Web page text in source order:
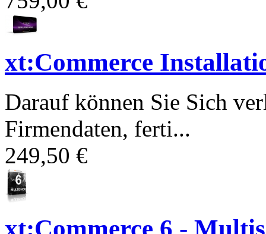
xt:Commerce
Darauf können Sie Sich
Firmendaten, ferti...
249,50 €